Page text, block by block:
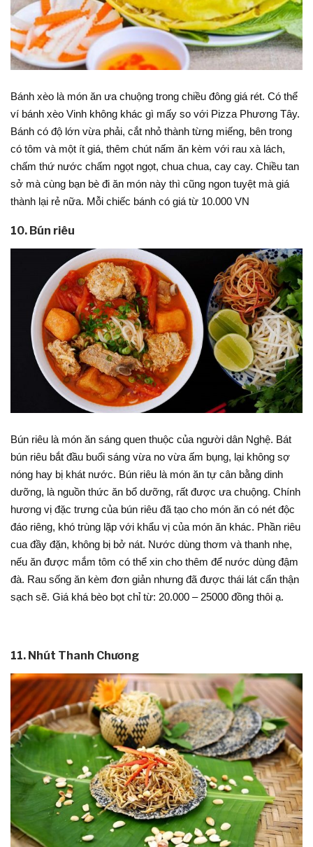
Bánh xèo là món ăn ưa chuộng trong chiều đông giá rét. Có thể
ví bánh xèo Vinh không khác gì mấy so với Pizza Phương Tây.
Bánh có độ lớn vừa phải, cắt nhỏ thành từng miếng, bên trong
có tôm và một ít giá, thêm chút nấm ăn kèm với rau xà lách,
chấm thứ nước chấm ngọt ngọt, chua chua, cay cay. Chiều tan
sở mà cùng bạn bè đi ăn món này thì cũng ngon tuyệt mà giá
thành lại rẻ nữa. Mỗi chiếc bánh có giá từ 10.000 VN
10. Bún riêu
Bún riêu là món ăn sáng quen thuộc của người dân Nghệ. Bát
bún riêu bắt đầu buổi sáng vừa no vừa ấm bụng, lại không sợ
nóng hay bị khát nước. Bún riêu là món ăn tự cân bằng dinh
dưỡng, là nguồn thức ăn bổ dưỡng, rất được ưa chuộng. Chính
hương vị đặc trưng của bún riêu đã tạo cho món ăn có nét độc
đáo riêng, khó trùng lặp với khẩu vị của món ăn khác. Phần riêu
cua đầy đặn, không bị bở nát. Nước dùng thơm và thanh nhẹ,
nếu ăn được mắm tôm có thể xin cho thêm để nước dùng đậm
đà. Rau sống ăn kèm đơn giản nhưng đã được thái lát cẩn thận
sạch sẽ. Giá khá bèo bọt chỉ từ: 20.000 – 25000 đồng thôi ạ.
11. Nhút Thanh Chương